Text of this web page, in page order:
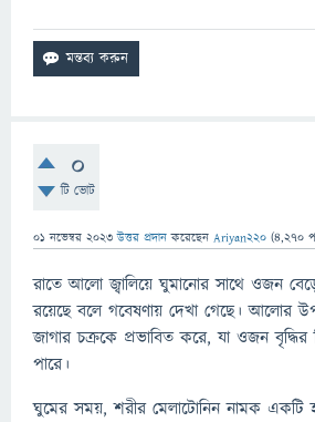
0
টি ভোট
01 নভেম্বর 2023 উত্তর প্রদান করেছেন Ariyan220 (4,270
রাতে আলো জ্বালিয়ে ঘুমানোর সাথে ওজন
রয়েছে বলে গবেষণায় দেখা গেছে। আলোর
জাগার চক্রকে প্রভাবিত করে, যা ওজন
পারে।
ঘুমের সময়, শরীর মেলাটোনিন নামক একটি